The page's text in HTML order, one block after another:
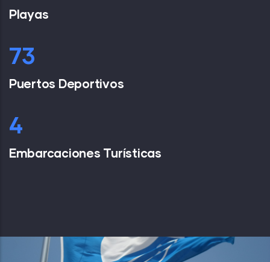
Playas
106
Puertos Deportivos
6
Embarcaciones Turísticas